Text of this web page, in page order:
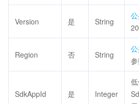
Version 是 String
Region 否 String
参
SdkAppId 是 Integer